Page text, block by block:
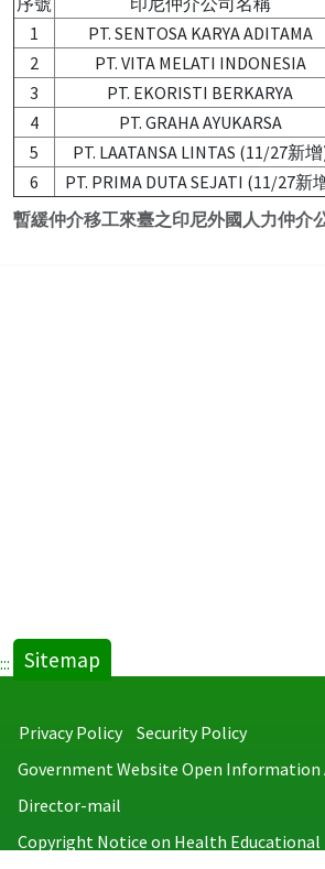
暫緩仲介移工來臺之印尼外國人力仲介
1
PT. SENTOSA KARYA ADITAMA
2
PT. VITA MELATI INDONESIA
3
PT. EKORISTI BERKARYA
4
PT. GRAHA AYUKARSA
5
PT. LAATANSA LINTAS (11/27新
6
PT. PRIMA DUTA SEJATI (11/27新
::: Sitemap
Privacy Policy
Security Policy
Government Website Open
Director-mail
Copyright Notice on Health Educational